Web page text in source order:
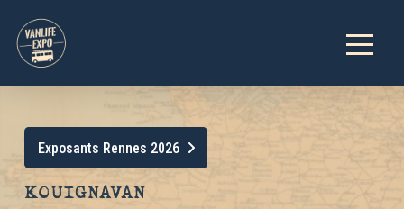
Exposants Rennes 2026
KOUIGNAVAN